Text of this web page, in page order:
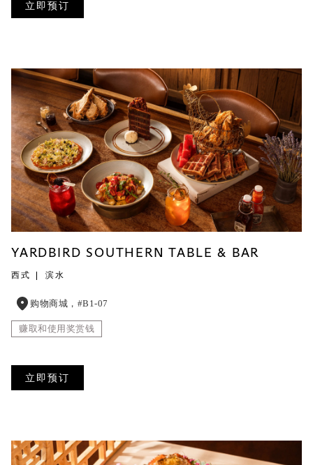
立即预订
YARDBIRD SOUTHERN TABLE & BAR
西式 滨水
购物商城，#B1-07
赚取和使用奖赏钱
立即预订